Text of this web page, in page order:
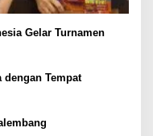
Gelar Turnamen
dengan Tempat